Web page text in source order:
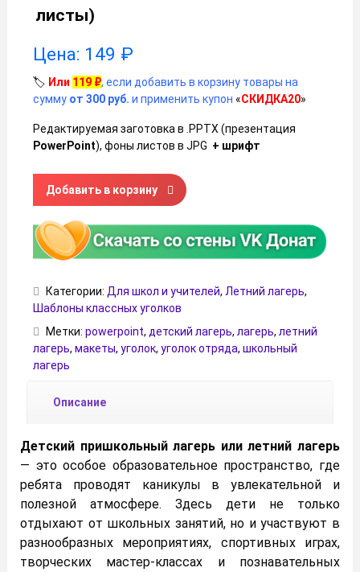
листы)
Цена: 149 ₽
🏷️ Или 119 ₽, если добавить в корзину товары на
сумму от 300 руб. и применить купон «СКИДКА20»
Редактируемая заготовка в .PPTX (презентация
PowerPoint), фоны листов в JPG + шрифт
Количество товара Оформления уголка отряда в
Добавить в корзину
Категории: Для школ и учителей, Летний лагерь,
Шаблоны классных уголков
Метки: powerpoint, детский лагерь, лагерь, летний
лагерь, макеты, уголок, уголок отряда, школьный
лагерь
Описание
Детский пришкольный лагерь или летний лагерь
— это особое образовательное пространство, где
ребята проводят каникулы в увлекательной и
полезной атмосфере. Здесь дети не только
отдыхают от школьных занятий, но и участвуют в
разнообразных мероприятиях, спортивных играх,
творческих мастер-классах и познавательных